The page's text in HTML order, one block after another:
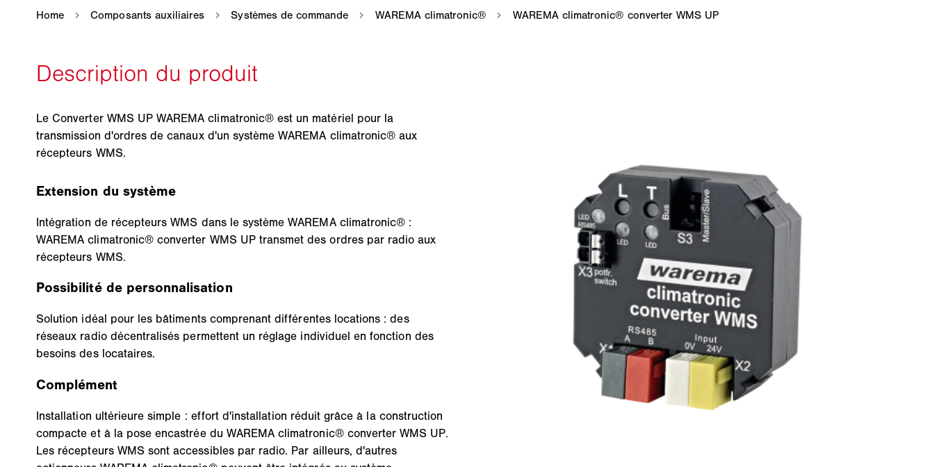
Le Converter WMS UP WAREMA climatronic® est un matériel pour la
transmission d'ordres de canaux d'un système WAREMA climatronic® aux
récepteurs WMS.
Extension du système
Intégration de récepteurs WMS dans le système WAREMA climatronic® :
WAREMA climatronic® converter WMS UP transmet des ordres par radio aux
récepteurs WMS.
Possibilité de personnalisation
Solution idéal pour les bâtiments comprenant différentes locations : des
réseaux radio décentralisés permettent un réglage individuel en fonction des
besoins des locataires.
Complément
Installation ultérieure simple : effort d'installation réduit grâce à la construction
compacte et à la pose encastrée du WAREMA climatronic® converter WMS UP.
Les récepteurs WMS sont accessibles par radio. Par ailleurs, d'autres